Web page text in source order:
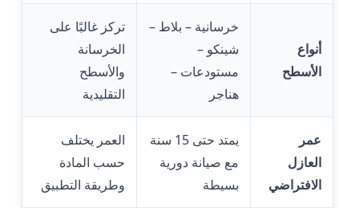
أنواع
الأسطح
خرسانية – بلاط –
شينكو –
مستودعات –
هناجر
تركز غالبًا على
الخرسانة
والأسطح
التقليدية
عمر
العازل
الافتراضي
يمتد حتى 15 سنة
مع صيانة دورية
بسيطة
العمر يختلف
حسب المادة
وطريقة التطبيق